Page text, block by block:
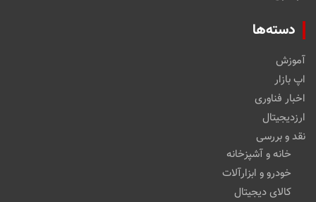
دسته‌ها
آموزش
اپ بازار
اخبار فناوری
ارزدیجیتال
نقد و بررسی
خانه و آشپزخانه
خودرو و ابزارآلات
کالای دیجیتال